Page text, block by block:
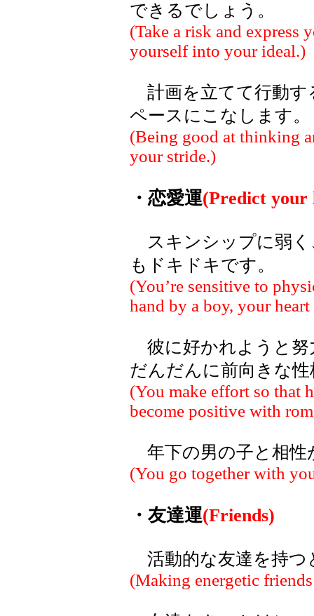
できるでしょう。
(Take a risk and express
yourself into your ideal.)
計画を立てて行動す
ペースにこなします。
(Being good at thinking
your stride.)
・恋愛運(Predict your
スキンシップに弱く
もドキドキです。
(You’re sensitive to
hand by a boy, your
彼に好かれようと努
だんだんに前向きな性
(You make effort so that
become positive with
年下の男の子と相性
(You go together with
・友達運(Friends)
活動的な友達を持つ
(Making energetic